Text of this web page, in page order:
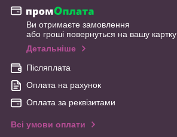
Ви отримаєте замовлення
або гроші повернуться на вашу картку
Детальніше
Післяплата
Оплата на рахунок
Оплата за реквізитами
Всі умови оплати